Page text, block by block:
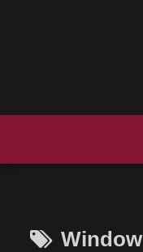
Window